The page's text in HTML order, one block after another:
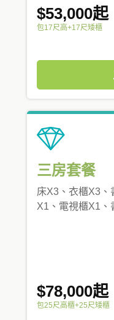
$53,000起
包17尺高+17尺矮櫃
三房套餐
床X3、衣櫃X3、
X1、電視櫃X1、
$78,000起
包25尺高櫃+25尺矮櫃